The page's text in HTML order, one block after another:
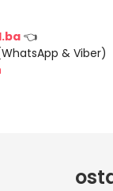
👈
& Viber)